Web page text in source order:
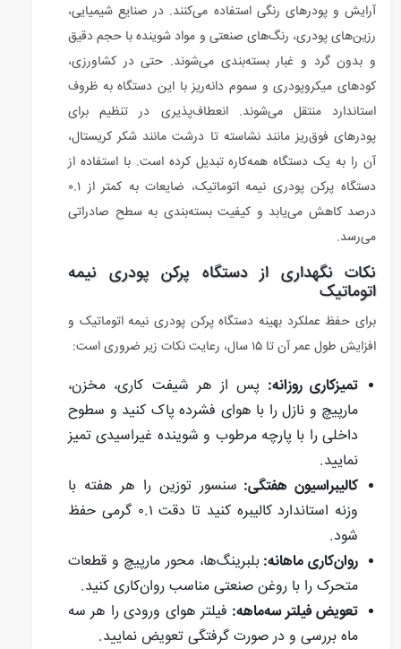
آرایش و پودرهای رنگی استفاده می‌کنند. در صنایع شیمیایی،
رزین‌های پودری، رنگ‌های صنعتی و مواد شوینده با حجم دقیق
و بدون گرد و غبار بسته‌بندی می‌شوند. حتی در کشاورزی،
کودهای میکروپودری و سموم دانه‌ریز با این دستگاه به ظروف
استاندارد منتقل می‌شوند. انعطاف‌پذیری در تنظیم برای
پودرهای فوق‌ریز مانند نشاسته تا درشت مانند شکر کریستال،
آن را به یک دستگاه همه‌کاره تبدیل کرده است. با استفاده از
دستگاه پرکن پودری نیمه اتوماتیک، ضایعات به کمتر از ۰.۱
درصد کاهش می‌یابد و کیفیت بسته‌بندی به سطح صادراتی
می‌رسد.
نکات نگهداری از دستگاه پرکن پودری نیمه
اتوماتیک
برای حفظ عملکرد بهینه دستگاه پرکن پودری نیمه اتوماتیک و
افزایش طول عمر آن تا ۱۵ سال، رعایت نکات زیر ضروری است:
تمیزکاری روزانه: پس از هر شیفت کاری، مخزن،
مارپیچ و نازل را با هوای فشرده پاک کنید و سطوح
داخلی را با پارچه مرطوب و شوینده غیراسیدی تمیز
نمایید.
کالیبراسیون هفتگی: سنسور توزین را هر هفته با
وزنه استاندارد کالیبره کنید تا دقت ۰.۱ گرمی حفظ
شود.
روان‌کاری ماهانه:بلبرینگ‌ها، محور مارپیچ و قطعات
متحرک را با روغن صنعتی مناسب روان‌کاری کنید.
تعویض فیلتر سه‌ماهه: فیلتر هوای ورودی را هر سه
ماه بررسی و در صورت گرفتگی تعویض نمایید.